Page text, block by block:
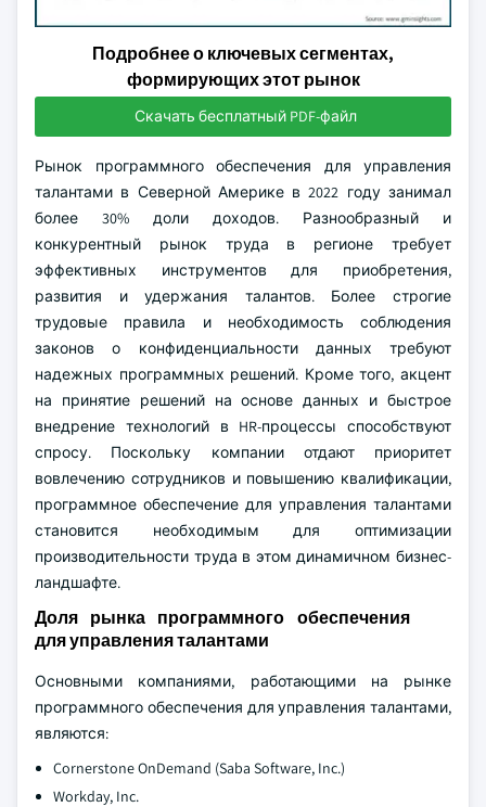
Подробнее о ключевых сегментах,
формирующих этот рынок
Скачать бесплатный PDF-файл
Рынок программного обеспечения для управления
талантами в Северной Америке в 2022 году занимал
более 30% доли доходов. Разнообразный и
конкурентный рынок труда в регионе требует
эффективных инструментов для приобретения,
развития и удержания талантов. Более строгие
трудовые правила и необходимость соблюдения
законов о конфиденциальности данных требуют
надежных программных решений. Кроме того, акцент
на принятие решений на основе данных и быстрое
внедрение технологий в HR-процессы способствуют
спросу. Поскольку компании отдают приоритет
вовлечению сотрудников и повышению квалификации,
программное обеспечение для управления талантами
становится необходимым для оптимизации
производительности труда в этом динамичном бизнес-
ландшафте.
Доля рынка программного обеспечения
для управления талантами
Основными компаниями, работающими на рынке
программного обеспечения для управления талантами,
являются:
Cornerstone OnDemand (Saba Software, Inc.)
Workday, Inc.